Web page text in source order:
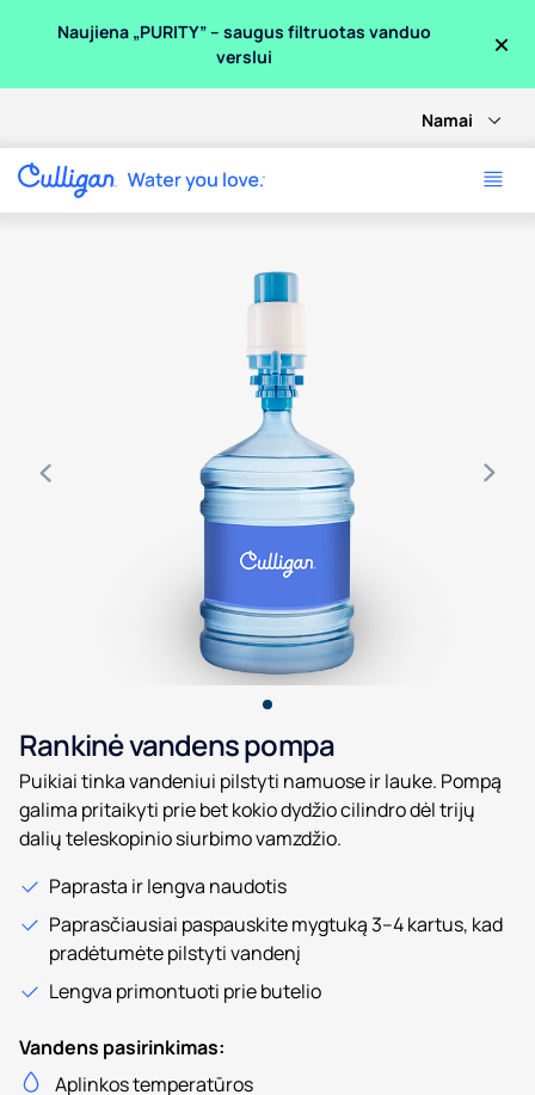
Naujiena „PURITY” – saugus filtruotas vanduo
verslui
×
Namai
Use arrow keys to navigate between product images, or
Rankinė vandens pompa
Puikiai tinka vandeniui pilstyti namuose ir lauke. Pompą
galima pritaikyti prie bet kokio dydžio cilindro dėl trijų
dalių teleskopinio siurbimo vamzdžio.
Paprasta ir lengva naudotis
Paprasčiausiai paspauskite mygtuką 3–4 kartus, kad
pradėtumėte pilstyti vandenį
Lengva primontuoti prie butelio
Vandens pasirinkimas:
Aplinkos temperatūros